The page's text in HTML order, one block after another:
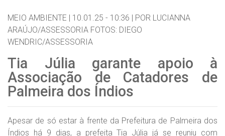
MEIO AMBIENTE | 10.01.25 - 10:36 | POR LUCIANNA
ARAÚJO/ASSESSORIA FOTOS: DIEGO
WENDRIC/ASSESSORIA
Tia Júlia garante apoio à
Associação de Catadores de
Palmeira dos Índios
Apesar de só estar à frente da Prefeitura de Palmeira dos
Índios há 9 dias, a prefeita Tia Júlia já se reuniu com